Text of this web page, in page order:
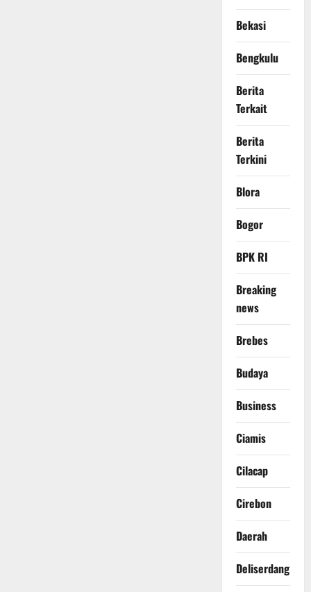
Bekasi
Bengkulu
Berita
Terkait
Berita
Terkini
Blora
Bogor
BPK RI
Breaking
news
Brebes
Budaya
Business
Ciamis
Cilacap
Cirebon
Daerah
Deliserdang